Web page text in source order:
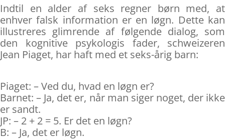
Indtil en alder af seks regner børn med, at
enhver falsk information er en løgn. Dette kan
illustreres glimrende af følgende dialog, som
den kognitive psykologis fader, schweizeren
Jean Piaget, har haft med et seks-årig barn:
Piaget: – Ved du, hvad en løgn er?
Barnet: – Ja, det er, når man siger noget, der ikke
er sandt.
JP: – 2 + 2 = 5. Er det en løgn?
B: – Ja, det er løgn.